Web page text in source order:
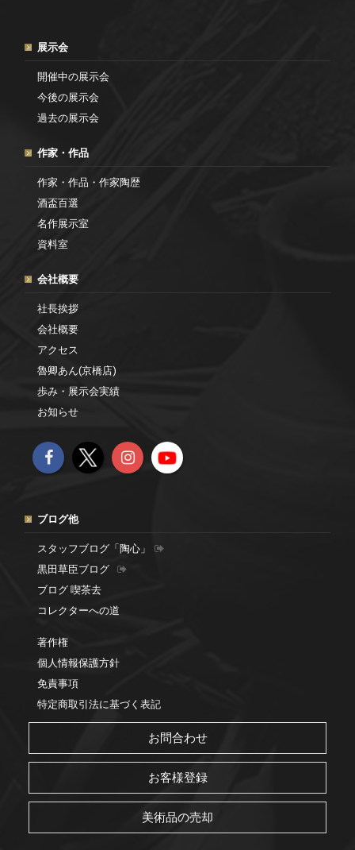
展示会
開催中の展示会
今後の展示会
過去の展示会
作家・作品
作家・作品・作家陶歴
酒盃百選
名作展示室
資料室
会社概要
社長挨拶
会社概要
アクセス
魯卿あん(京橋店)
歩み・展示会実績
お知らせ
ブログ他
スタッフブログ「陶心」
黒田草臣ブログ
ブログ 喫茶去
コレクターへの道
著作権
個人情報保護方針
免責事項
特定商取引法に基づく表記
お問合わせ
お客様登録
美術品の売却